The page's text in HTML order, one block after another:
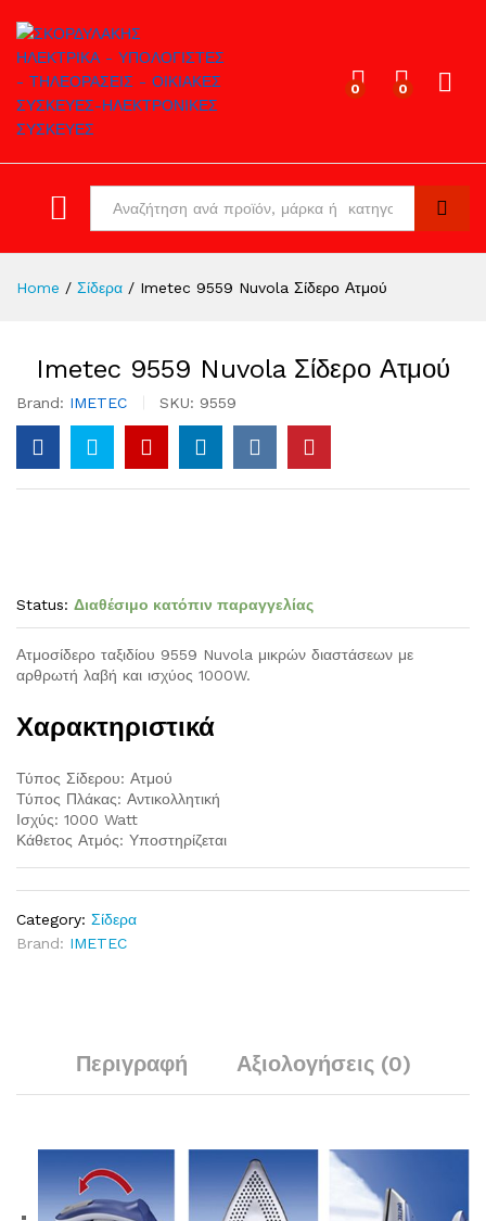
0 0
Search
Home / Σίδερα / Imetec 9559 Nuvola Σίδερο Ατμού
Imetec 9559 Nuvola Σίδερο Ατμού
Brand: IMETEC SKU: 9559
Status: Διαθέσιμο κατόπιν παραγγελίας
Ατμοσίδερο ταξιδίου 9559 Nuvola μικρών διαστάσεων με
αρθρωτή λαβή και ισχύος 1000W.
Χαρακτηριστικά
Τύπος Σίδερου: Ατμού
Τύπος Πλάκας: Αντικολλητική
Ισχύς: 1000 Watt
Κάθετος Ατμός: Υποστηρίζεται
Category: Σίδερα
Brand: IMETEC
Περιγραφή Αξιολογήσεις (0)